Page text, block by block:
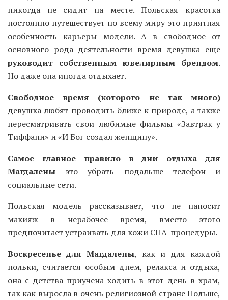
никогда не сидит на месте. Польская красотка
постоянно путешествует по всему миру это приятная
особенность карьеры модели. А в свободное от
основного рода деятельности время девушка еще
руководит собственным ювелирным брендом.
Но даже она иногда отдыхает.
Свободное время (которого не так много)
девушка любят проводить ближе к природе, а также
пересматривать свои любимые фильмы «Завтрак у
Тиффани» и «И Бог создал женщину».
Самое главное правило в дни отдыха для
Магдалены это убрать подальше телефон и
социальные сети.
Польская модель рассказывает, что не наносит
макияж в нерабочее время, вместо этого
предпочитает устраивать для кожи СПА-процедуры.
Воскресенье для Магдалены, как и для каждой
польки, считается особым днем, релакса и отдыха,
она с детства приучена ходить в этот день в храм,
так как выросла в очень религиозной стране Польше,